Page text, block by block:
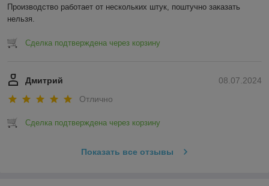
Производство работает от нескольких штук, поштучно заказать
нельзя.
Сделка подтверждена через корзину
08.07.2024
Дмитрий
Отлично
Сделка подтверждена через корзину
Показать все отзывы